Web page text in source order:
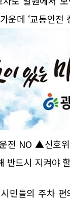
운데 ‘교통안전
전 NO ▲신호
반드시 지켜야
민들의 주차